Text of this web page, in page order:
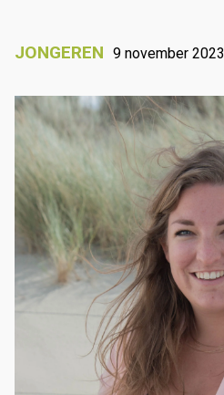
JONGEREN 9 november 2023